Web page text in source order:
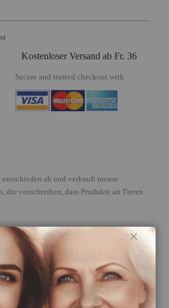
Kostenloser Versand ab Fr. 36
Secure and trusted checkout with
ab und verkauft unsere
die vorschreiben, dass Produkte an Tieren
Together